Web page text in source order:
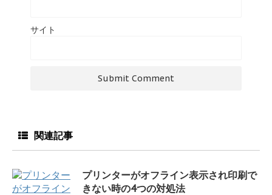
サイト
関連記事
プリンターがオフライン表示され印刷で
きない時の4つの対処法